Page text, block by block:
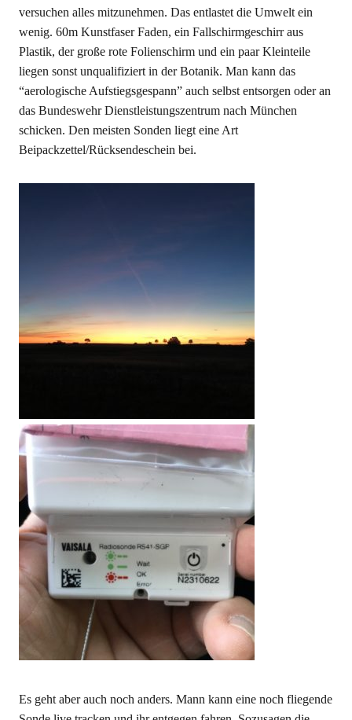
versuchen alles mitzunehmen. Das entlastet die Umwelt ein
wenig. 60m Kunstfaser Faden, ein Fallschirmgeschirr aus
Plastik, der große rote Folienschirm und ein paar Kleinteile
liegen sonst unqualifiziert in der Botanik. Man kann das
“aerologische Aufstiegsgespann” auch selbst entsorgen oder an
das Bundeswehr Dienstleistungszentrum nach München
schicken. Den meisten Sonden liegt eine Art
Beipackzettel/Rücksendeschein bei.
Es geht aber auch noch anders. Mann kann eine noch fliegende